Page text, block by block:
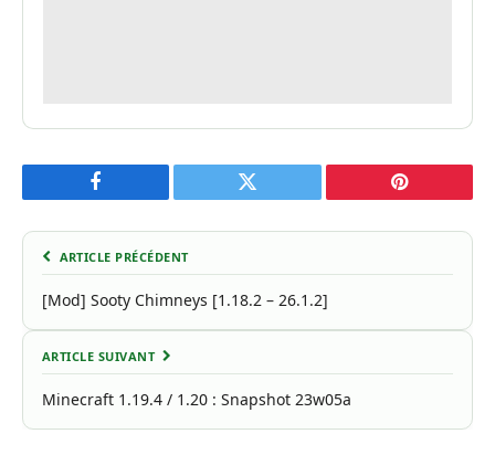
Facebook Twitter Pinterest
ARTICLE PRÉCÉDENT
[Mod] Sooty Chimneys [1.18.2 – 26.1.2]
ARTICLE SUIVANT
Minecraft 1.19.4 / 1.20 : Snapshot 23w05a